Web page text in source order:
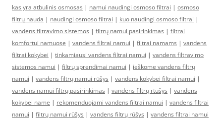
kas yra atbulinis osmosas | namui naudingi osmoso filtrai | osmoso
filtrų nauda | naudingi osmoso filtrai | kuo naudingi osmoso filtrai |
vandens filtravimo sistemos | filtrų namui pasirinkimas | filtrai
komfortui namuose | vandens filtrai namui | filtrai namams | vandens
filtrai kokybei | tinkamiausi vandens filtrai namui | vandens filtravimo
sistemos namui | filtrų sprendimai namui | ieškome vandens filtrų
namui | vandens filtrų namui rūšys | vandens kokybei filtrai namui |
vandens namui filtrų pasirinkimas | vandens filtrų rtūšys | vandens
kokybei name | rekomenduojami vandens filtrai namui | vandens filtrai
namui | filtrų namui rūšys | vandens filtrų rūšys | vandens filtrai namui